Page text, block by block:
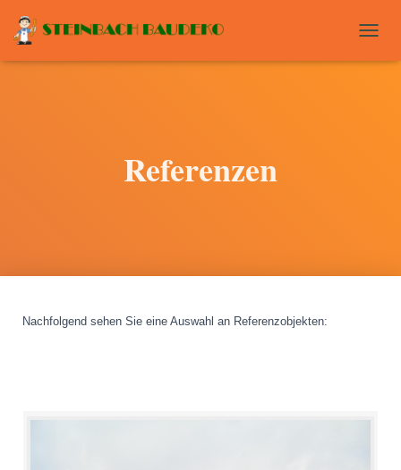
O
Referenzen
Nachfolgend sehen Sie eine Auswahl an Referenzobjekten: